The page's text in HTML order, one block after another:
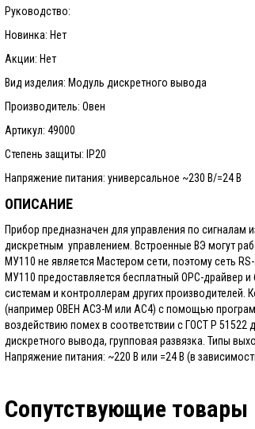
Руководство:
Новинка: Нет
Акции: Нет
Вид изделия: Модуль дискретного вывода
Производитель: Овен
Артикул: 49000
Степень защиты: IP20
Напряжение питания: универсальное ~230 В/=24 В
ОПИСАНИЕ
Прибор предназначен для управления по
дискретным управлением. Встроенные ВЭ могут
МУ110 не является Мастером сети, поэтому сеть
МУ110 предоставляется бесплатный ОРС-драйвер
системам и контроллерам других производителей.
(например ОВЕН АСЗ-М или АС4) с помощью
воздействию помех в соответствии с ГОСТ Р
дискретного вывода, групповая развязка. Типы
Напряжение питания: ~220 В или =24 В (в
Сопутствующие товары